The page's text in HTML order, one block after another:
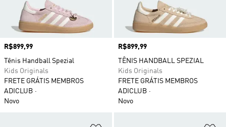
Preço
R$899,99
Tênis Handball Spezial
Kids Originals
FRETE GRÁTIS MEMBROS
ADICLUB
Novo
Preço
R$899,99
TÊNIS HANDBALL SPEZIAL
Kids Originals
FRETE GRÁTIS MEMBROS
ADICLUB
Novo